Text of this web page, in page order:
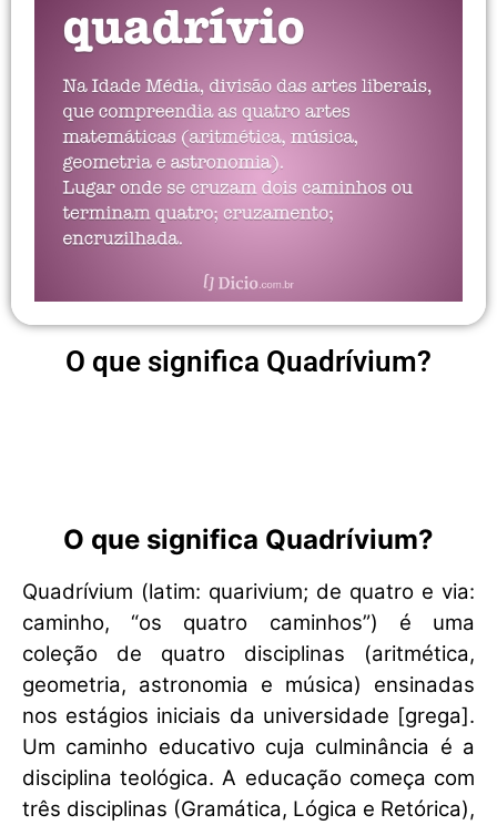
O que significa Quadrívium?
O que significa Quadrívium?
Quadrívium (latim: quarivium; de quatro e via:
caminho, “os quatro caminhos”) é uma
coleção de quatro disciplinas (aritmética,
geometria, astronomia e música) ensinadas
nos estágios iniciais da universidade [grega].
Um caminho educativo cuja culminância é a
disciplina teológica. A educação começa com
três disciplinas (Gramática, Lógica e Retórica),